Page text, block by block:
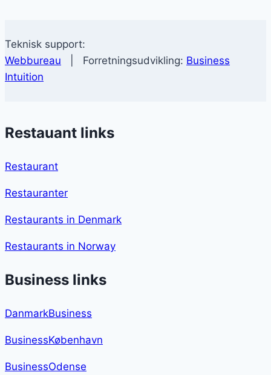
Teknisk support:
Webbureau | Forretningsudvikling: Business
Intuition
Restauant links
Restaurant
Restauranter
Restaurants in Denmark
Restaurants in Norway
Business links
DanmarkBusiness
BusinessKøbenhavn
BusinessOdense